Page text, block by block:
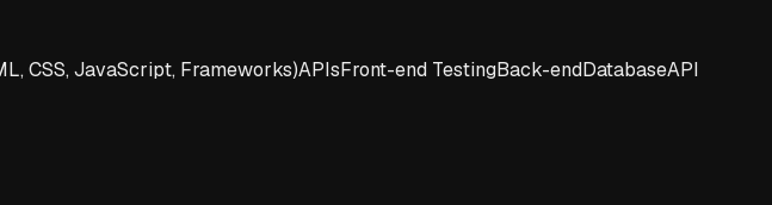
CSS, JavaScript, Frameworks)APIsFront-end TestingBack-endDatabaseAPI